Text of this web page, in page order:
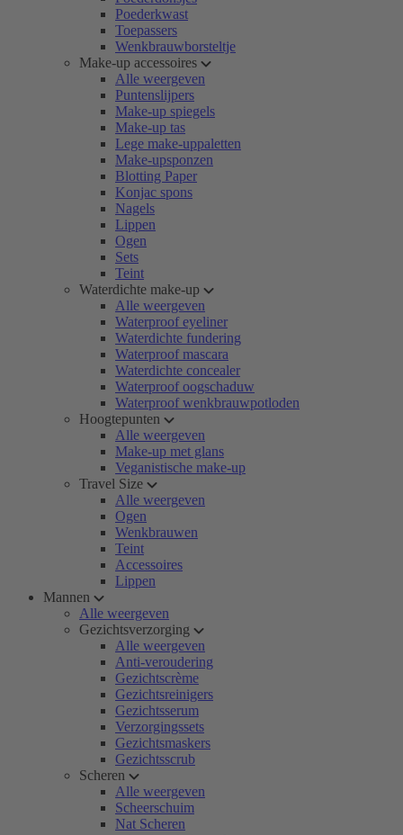
Poederkwast
Toepassers
Wenkbrauwborsteltje
Make-up accessoires
Alle weergeven
Puntenslijpers
Make-up spiegels
Make-up tas
Lege make-uppaletten
Make-upsponzen
Blotting Paper
Konjac spons
Nagels
Lippen
Ogen
Sets
Teint
Waterdichte make-up
Alle weergeven
Waterproof eyeliner
Waterdichte fundering
Waterproof mascara
Waterdichte concealer
Waterproof oogschaduw
Waterproof wenkbrauwpotloden
Hoogtepunten
Alle weergeven
Make-up met glans
Veganistische make-up
Travel Size
Alle weergeven
Ogen
Wenkbrauwen
Teint
Accessoires
Lippen
Mannen
Alle weergeven
Gezichtsverzorging
Alle weergeven
Anti-veroudering
Gezichtscrème
Gezichtsreinigers
Gezichtsserum
Verzorgingssets
Gezichtsmaskers
Gezichtsscrub
Scheren
Alle weergeven
Scheerschuim
Nat Scheren